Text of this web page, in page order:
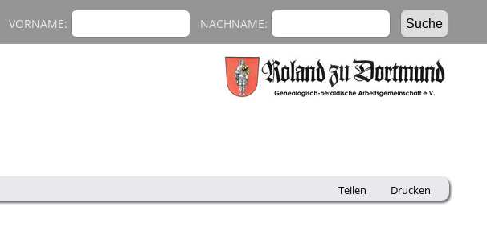
VORNAME: NACHNAME:
Teilen Drucken